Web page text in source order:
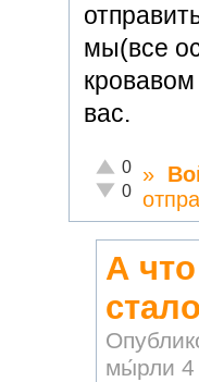
мы(все
вас.
Отлично!
0
Неадекватно!
0
»
А
мы́рли 4